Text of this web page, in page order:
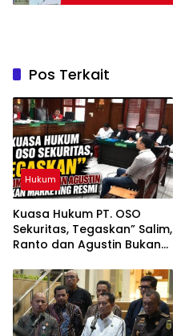
Pos Terkait
Hukum
Kuasa Hukum PT. OSO
Sekuritas, Tegaskan” Salim,
Ranto dan Agustin Bukan